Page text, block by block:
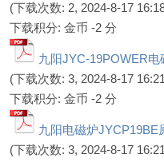
(下载次数: 2, 2024-8-17
下载积分: 金币 -2 分
九阳JYC-19POWER
(下载次数: 3, 2024-8-17
下载积分: 金币 -2 分
九阳电磁炉JYCP19BE
(下载次数: 3, 2024-8-17